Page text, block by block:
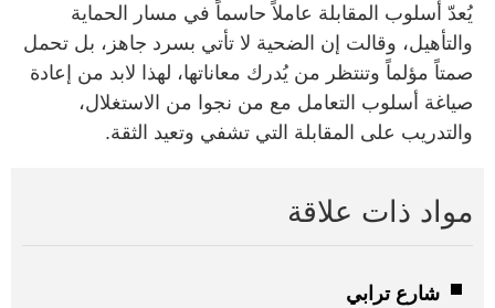
يُعدّ أسلوب المقابلة عاملاً حاسماً في مسار الحماية
والتأهيل، وقالت إن الضحية لا تأتي بسرد جاهز، بل تحمل
صمتاً مؤلماً وتنتظر من يُدرك معاناتها، لهذا لابد من إعادة
صياغة أسلوب التعامل مع من نجوا من الاستغلال،
والتدريب على المقابلة التي تشفي وتعيد الثقة.
مواد ذات علاقة
شارع ترابي